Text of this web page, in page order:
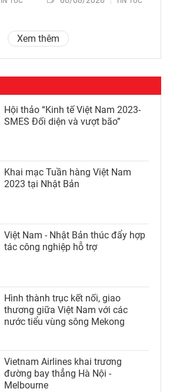
Xem thêm
Hội thảo “Kinh tế Việt Nam 2023-
SMES Đối diện và vượt bão”
Khai mạc Tuần hàng Việt Nam
2023 tại Nhật Bản
Việt Nam - Nhật Bản thúc đẩy hợp
tác công nghiệp hỗ trợ
Hình thành trục kết nối, giao
thương giữa Việt Nam với các
nước tiểu vùng sông Mekong
Vietnam Airlines khai trương
đường bay thẳng Hà Nội -
Melbourne